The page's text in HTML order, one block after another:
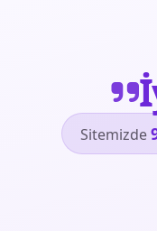
Sitemizde